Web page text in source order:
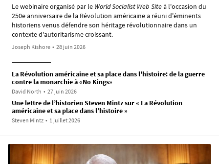
Le webinaire organisé par le World Socialist Web Siteà l'occasion du
250e anniversaire de la Révolution américaine a réuni d'éminents
historiens venus défendre son héritage révolutionnaire dans un
contexte d'autoritarisme croissant.
Joseph Kishore • 28 juin 2026
La Révolution américaine et sa place dans l'histoire: de la guerre
contre la monarchie à «No Kings»
David North • 27 juin 2026
Une lettre de l’historien Steven Mintz sur « La Révolution
américaine et sa place dans l’histoire »
Steven Mintz • 1 juillet 2026